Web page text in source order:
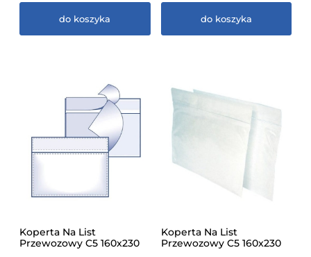
do koszyka do koszyka
Koperta Na List
Przewozowy C5 160x230
Koperta Na List
Przewozowy C5 160x230